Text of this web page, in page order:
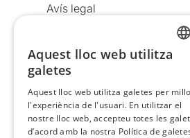
Avís legal
Política de cookies
Condicions d’ús
Comunicacions comercials
Anuncia’t
Vull rebre la newsletter
Aquest lloc web utilitza
galetes
Aquest lloc web utilitza galetes per
l'experiència de l'usuari. En utilitzar el
nostre lloc web, accepteu totes les
d’acord amb la nostra Política de